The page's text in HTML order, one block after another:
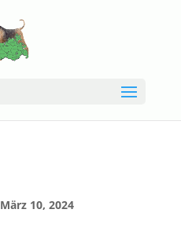
März 10, 2024